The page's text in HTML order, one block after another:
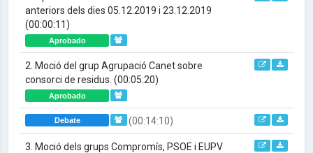
anteriors dels dies 05.12.2019 i 23.12.2019
(00:00:11)
Aprobado
2. Moció del grup Agrupació Canet sobre
consorci de residus. (00:05:20)
Aprobado
Debate (00:14:10)
3. Moció dels grups Compromís, PSOE i EUPV